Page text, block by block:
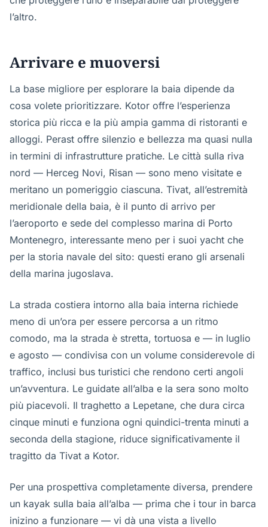
l’altro.
Arrivare e muoversi
La base migliore per esplorare la baia dipende da
cosa volete prioritizzare. Kotor offre l’esperienza
storica più ricca e la più ampia gamma di ristoranti e
alloggi. Perast offre silenzio e bellezza ma quasi nulla
in termini di infrastrutture pratiche. Le città sulla riva
nord — Herceg Novi, Risan — sono meno visitate e
meritano un pomeriggio ciascuna. Tivat, all’estremità
meridionale della baia, è il punto di arrivo per
l’aeroporto e sede del complesso marina di Porto
Montenegro, interessante meno per i suoi yacht che
per la storia navale del sito: questi erano gli arsenali
della marina jugoslava.
La strada costiera intorno alla baia interna richiede
meno di un’ora per essere percorsa a un ritmo
comodo, ma la strada è stretta, tortuosa e — in luglio
e agosto — condivisa con un volume considerevole di
traffico, inclusi bus turistici che rendono certi angoli
un’avventura. Le guidate all’alba e la sera sono molto
più piacevoli. Il traghetto a Lepetane, che dura circa
cinque minuti e funziona ogni quindici-trenta minuti a
seconda della stagione, riduce significativamente il
tragitto da Tivat a Kotor.
Per una prospettiva completamente diversa, prendere
un kayak sulla baia all’alba — prima che i tour in barca
inizino a funzionare — vi dà una vista a livello